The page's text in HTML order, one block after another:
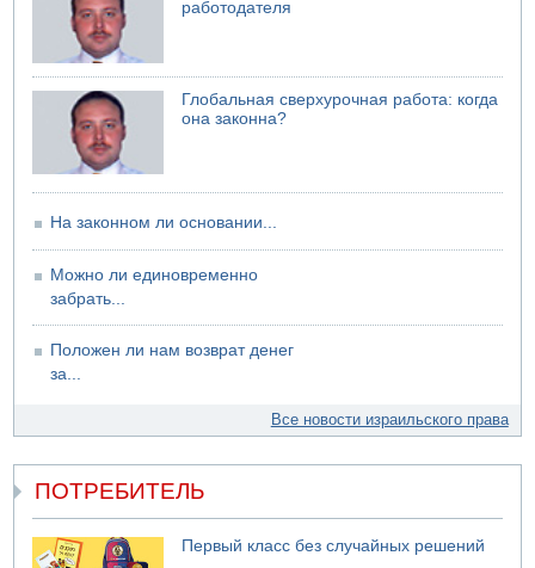
07.08.2026 06:24
Саудовская Аравия сообщает о нападении хуситов
работодателя
Глобальная сверхурочная работа: когда
она законна?
На законном ли основании...
Можно ли единовременно
забрать...
Положен ли нам возврат денег
за...
Все новости израильского права
ПОТРЕБИТЕЛЬ
Первый класс без случайных решений